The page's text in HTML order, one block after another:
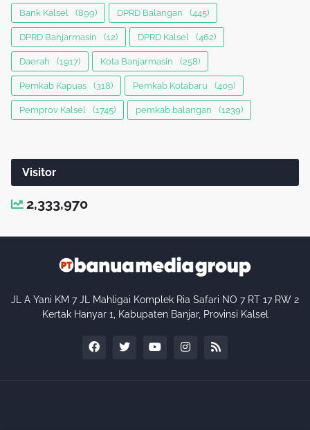
Bank Kalsel (899) DPRD Balangan (445)
DPRD Banjarmasin (12) DPRD Kalsel (462)
Daerah (1917) Kota Banjarmasin (258)
Pemkab Kapuas (318) Pemkab Kotabaru (409)
Pemprov Kalsel (1745) pemkab balangan (1239)
Visitor
2,333,970
JL A Yani KM 7 JL Mahligai Komplek Ria Safari NO 7 RT 17 RW 2
Kertak Hanyar 1, Kabupaten Banjar, Provinsi Kalsel